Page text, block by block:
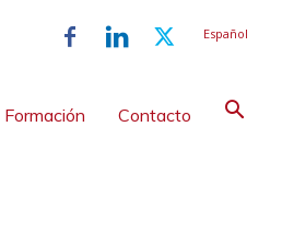
Español
Formación Contacto